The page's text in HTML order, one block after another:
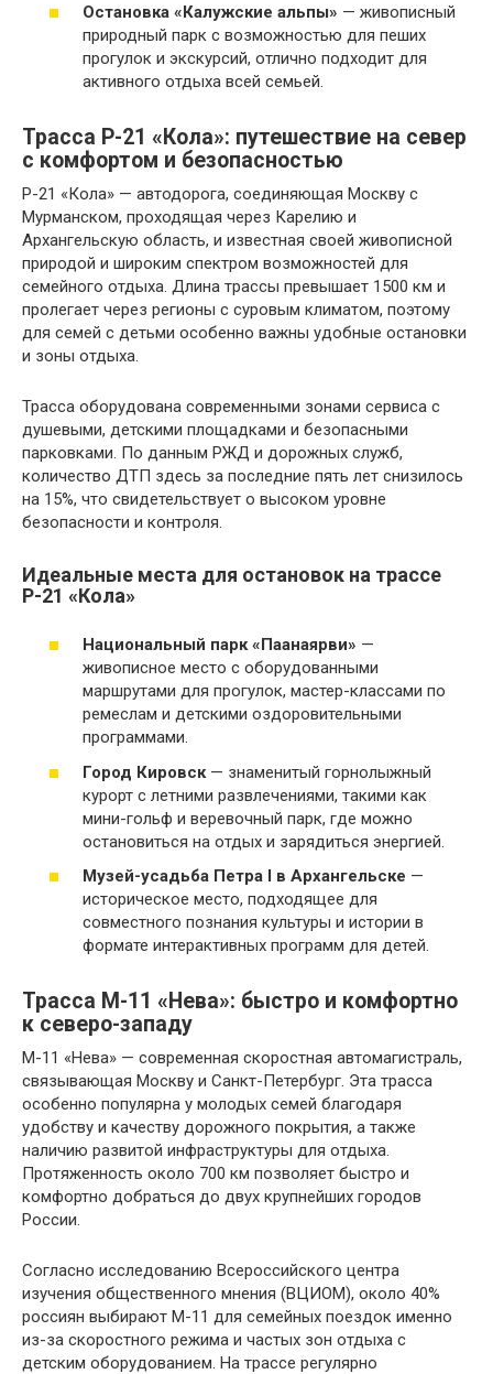
Остановка «Калужские альпы» — живописный
природный парк с возможностью для пеших
прогулок и экскурсий, отлично подходит для
активного отдыха всей семьей.
Трасса Р-21 «Кола»: путешествие на север
с комфортом и безопасностью
Р-21 «Кола» — автодорога, соединяющая Москву с
Мурманском, проходящая через Карелию и
Архангельскую область, и известная своей живописной
природой и широким спектром возможностей для
семейного отдыха. Длина трассы превышает 1500 км и
пролегает через регионы с суровым климатом, поэтому
для семей с детьми особенно важны удобные остановки
и зоны отдыха.
Трасса оборудована современными зонами сервиса с
душевыми, детскими площадками и безопасными
парковками. По данным РЖД и дорожных служб,
количество ДТП здесь за последние пять лет снизилось
на 15%, что свидетельствует о высоком уровне
безопасности и контроля.
Идеальные места для остановок на трассе
Р-21 «Кола»
Национальный парк «Паанаярви» —
живописное место с оборудованными
маршрутами для прогулок, мастер-классами по
ремеслам и детскими оздоровительными
программами.
Город Кировск — знаменитый горнолыжный
курорт с летними развлечениями, такими как
мини-гольф и веревочный парк, где можно
остановиться на отдых и зарядиться энергией.
Музей-усадьба Петра I в Архангельске —
историческое место, подходящее для
совместного познания культуры и истории в
формате интерактивных программ для детей.
Трасса М-11 «Нева»: быстро и комфортно
к северо-западу
М-11 «Нева» — современная скоростная автомагистраль,
связывающая Москву и Санкт-Петербург. Эта трасса
особенно популярна у молодых семей благодаря
удобству и качеству дорожного покрытия, а также
наличию развитой инфраструктуры для отдыха.
Протяженность около 700 км позволяет быстро и
комфортно добраться до двух крупнейших городов
России.
Согласно исследованию Всероссийского центра
изучения общественного мнения (ВЦИОМ), около 40%
россиян выбирают М-11 для семейных поездок именно
из-за скоростного режима и частых зон отдыха с
детским оборудованием. На трассе регулярно